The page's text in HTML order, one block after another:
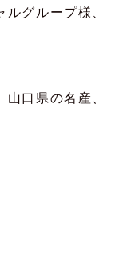
グループ様、
口県の名産、